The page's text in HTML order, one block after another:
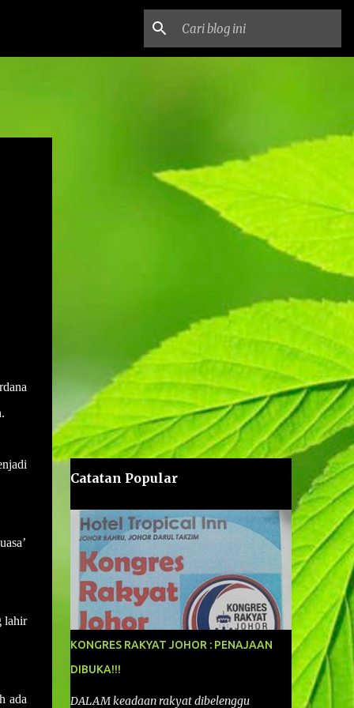
lahir
ada
Catatan Popular
KONGRES RAKYAT JOHOR : PENAJAAN
DIBUKA!!!
DALAM keadaan rakyat dibelenggu